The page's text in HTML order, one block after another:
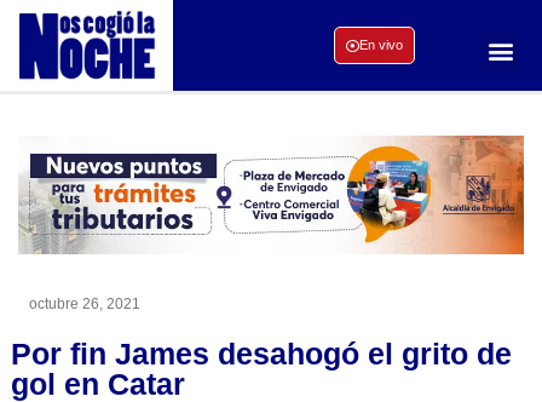
En vivo
octubre 26, 2021
Por fin James desahogó el grito de
gol en Catar